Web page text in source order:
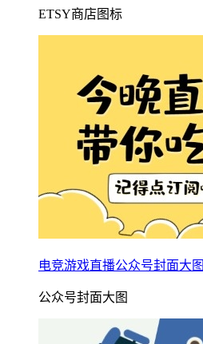
ETSY商店图标
电竞游戏直播公众号封面大图
公众号封面大图